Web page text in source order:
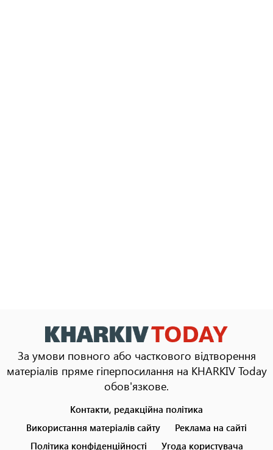
За умови повного або часткового відтворення
матеріалів пряме гіперпосилання на KHARKIV Today
обов'язкове.
menu
Контакти, редакційна політика
Використання матеріалів сайту
Реклама на сайті
Політика конфіденційності
Угода користувача